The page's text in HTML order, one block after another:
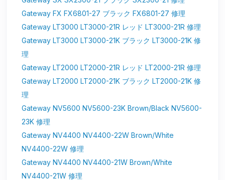
Gateway FX FX6801-27 ブラック FX6801-27 修理
Gateway LT3000 LT3000-21R レッド LT3000-21R 修理
Gateway LT3000 LT3000-21K ブラック LT3000-21K 修
理
Gateway LT2000 LT2000-21R レッド LT2000-21R 修理
Gateway LT2000 LT2000-21K ブラック LT2000-21K 修
理
Gateway NV5600 NV5600-23K Brown/Black NV5600-
23K 修理
Gateway NV4400 NV4400-22W Brown/White
NV4400-22W 修理
Gateway NV4400 NV4400-21W Brown/White
NV4400-21W 修理